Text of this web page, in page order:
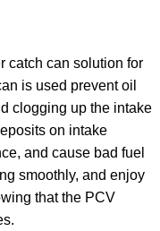
catch can solution for
is used prevent oil
clogging up the intake
on intake
and cause bad fuel
smoothly, and enjoy
that the PCV